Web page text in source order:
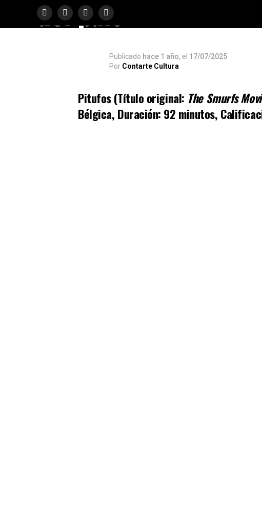
del país
Publicado hace 1 año, el 17/07/2025
Por Contarte Cultura
Pitufos (Título original: The Smurfs
Bélgica, Duración: 92 minutos,